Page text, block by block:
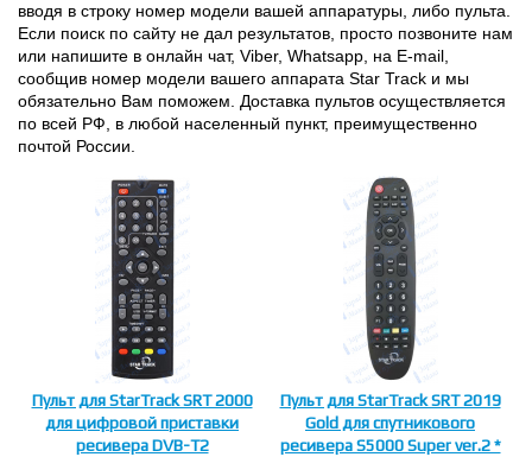
вводя в строку номер модели вашей аппаратуры, либо пульта.
Если поиск по сайту не дал результатов, просто позвоните нам
или напишите в онлайн чат, Viber, Whatsapp, на E-mail,
сообщив номер модели вашего аппарата Star Track и мы
обязательно Вам поможем. Доставка пультов осуществляется
по всей РФ, в любой населенный пункт, преимущественно
почтой России.
Пульт для StarTrack SRT 2000
для цифровой приставки
ресивера DVB-T2
Пульт для StarTrack SRT 2019
Gold для спутникового
ресивера S5000 Super ver.2 *